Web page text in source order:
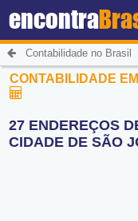
encontra
Contabilidade no Brasil
CONTABILIDADE
27 ENDEREÇOS
CIDADE DE SÃO